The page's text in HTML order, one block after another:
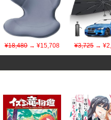
¥18,480→ ¥15,708 ¥3,725→